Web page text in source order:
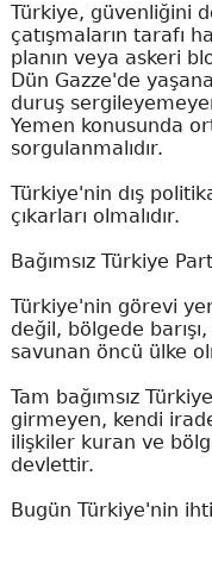
Türkiye, güvenliğini
çatışmaların tarafı
planın veya askeri
Dün Gazze'de
duruş
Yemen konusunda
sorgulanmalıdır.
Türkiye'nin dış
çıkarları olmalıdır.
Bağımsız Türkiye
Türkiye'nin görevi
değil, bölgede
savunan öncü ülke
Tam bağımsız
girmeyen, kendi
ilişkiler kuran ve
devlettir.
Bugün Türkiye'nin